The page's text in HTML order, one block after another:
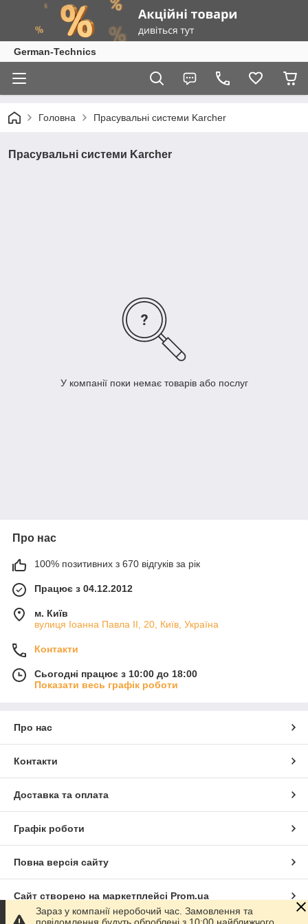
German-Technics
Головна Прасувальні системи Karcher
Прасувальні системи Karcher
У компанії поки немає товарів або послуг
Про нас
100% позитивних з 670 відгуків за рік
Працює з 04.12.2012
м. Київ
вулиця Іоанна Павла ІІ, 20, Київ, Україна
Контакти
Сьогодні працює з 10:00 до 18:00
Показати весь графік роботи
Про нас
Контакти
Доставка та оплата
Графік роботи
Повна версія сайту
Сайт створено на маркетплейсі Prom.ua
Зараз у компанії неробочий час. Замовлення та